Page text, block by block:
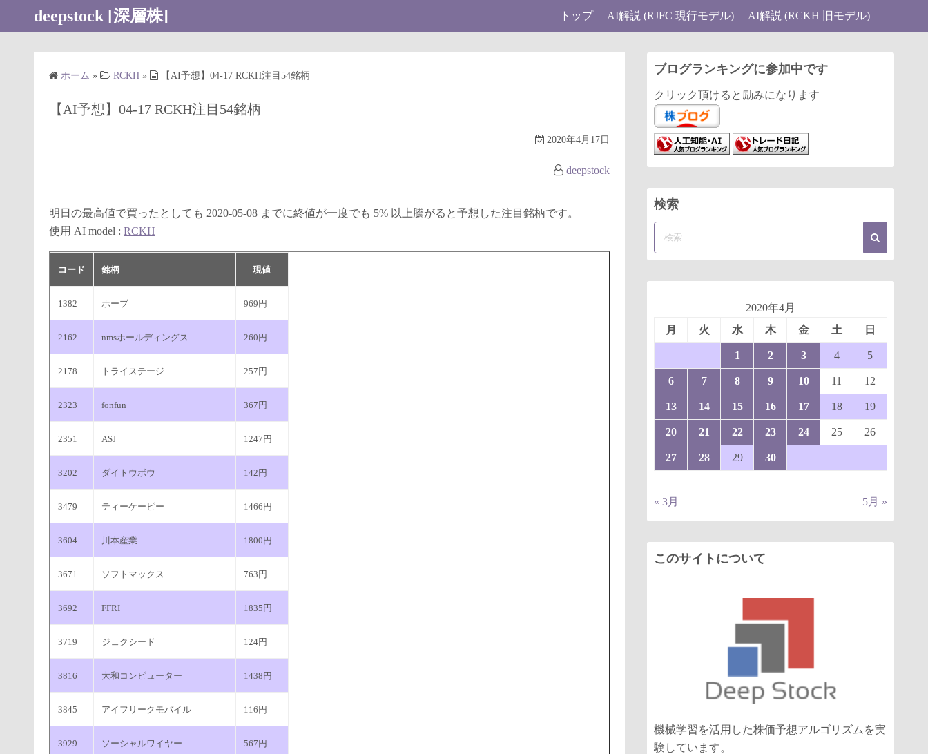
deepstock [深層株] トップ AI解説 (RJFC 現行モデル) AI解説 (RCKH 旧モデル)
ホーム » RCKH » 【AI予想】04-17 RCKH注目54銘柄
【AI予想】04-17 RCKH注目54銘柄
2020年4月17日
deepstock
明日の最高値で買ったとしても 2020-05-08 までに終値が一度でも 5% 以上騰がると予想した注目銘柄です。
使用 AI model : RCKH
コード 銘柄 現値
1382 ホーブ 969円
2162 nmsホールディングス 260円
2178 トライステージ 257円
2323 fonfun 367円
2351 ASJ 1247円
3202 ダイトウボウ 142円
3479 ティーケーピー 1466円
3604 川本産業 1800円
3671 ソフトマックス 763円
3692 FFRI 1835円
3719 ジェクシード 124円
3816 大和コンピューター 1438円
3845 アイフリークモバイル 116円
3929 ソーシャルワイヤー 567円
ブログランキングに参加中です
クリック頂けると励みになります
検索
2020年4月
月
火 水 木 金 土 日
1 2 3 4 5
6 7 8 9 10 11 12
13 14 15 16 17 18 19
20 21 22 23 24 25 26
27 28 29 30
« 3月 5月 »
このサイトについて
機械学習を活用した株価予想アルゴリズムを実
験しています。